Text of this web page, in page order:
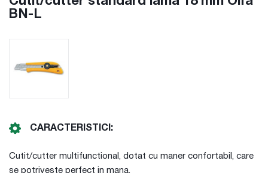
BN-L
CARACTERISTICI:
Cutit/cutter multifunctional, dotat cu maner confortabil, care
se potriveste perfect in mana.